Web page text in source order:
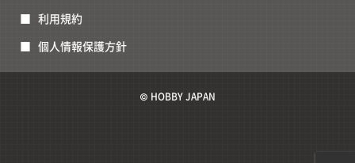
利用規約
個人情報保護方針
© HOBBY JAPAN